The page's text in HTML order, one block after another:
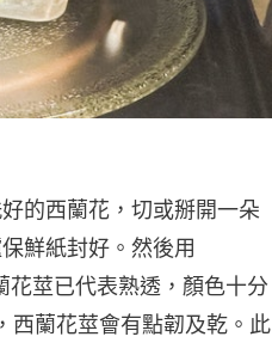
的西蘭花，切或掰開一朵
鮮紙封好。然後用
莖已代表熟透，顏色十分
西蘭花莖會有點韌及乾。此